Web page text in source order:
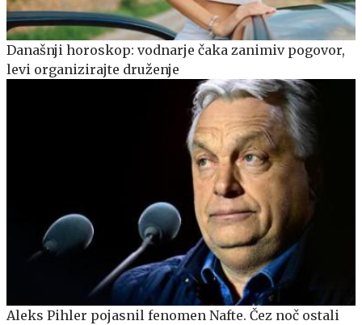
Današnji horoskop: vodnarje čaka zanimiv pogovor,
levi organizirajte druženje
Aleks Pihler pojasnil fenomen Nafte. Čez noč ostali